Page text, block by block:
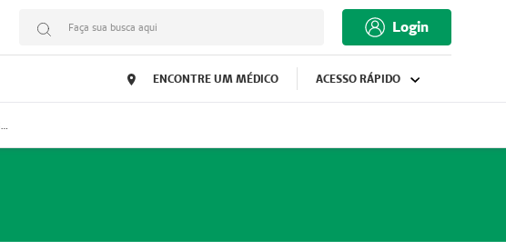
Faça sua busca aqui Login
ENCONTRE UM MÉDICO ACESSO RÁPIDO
Prestador Oncoped Serviços Médicos (51004335-0)